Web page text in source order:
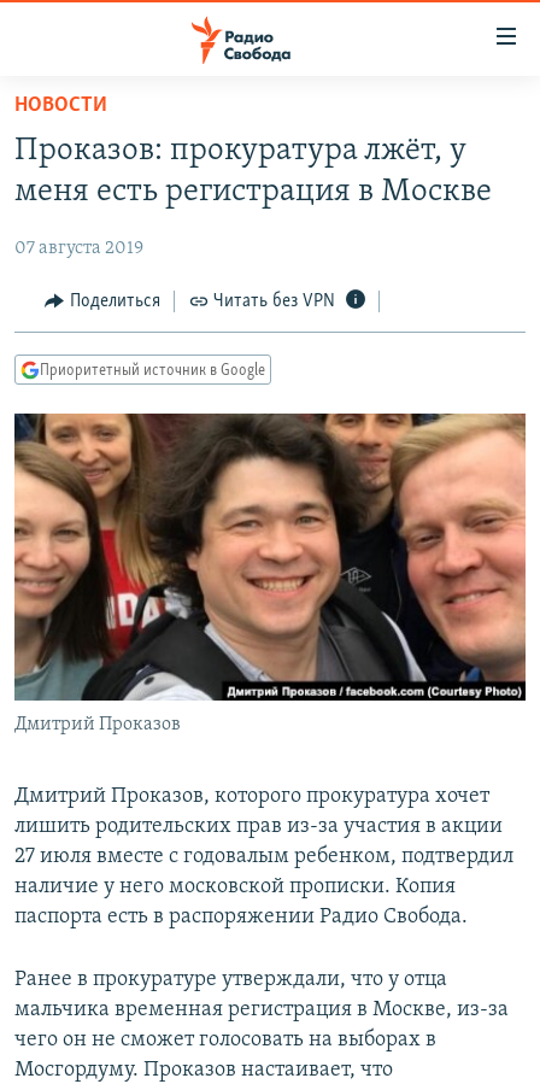
упрощенного
доступа
основному
Вернутся
главной
навигации
Вернутся
поиску
ПОДКАСТЫ
АВТОРСКИЕ ПРОЕКТЫ
ЦИТАТЫ СВОБОДЫ
МНЕНИЯ
IDEL.РЕАЛИИ
КАВКАЗ.РЕАЛИИ
СЕВЕР.РЕАЛИИ
СИБИРЬ.РЕАЛИИ
РАСПИСАНИЕ ВЕЩАНИЯ
ПОДПИШИТЕСЬ НА РАССЫЛКУ
СОЦИАЛЬНЫЕ СЕТИ
Все сайты РСЕ/РС
НОВОСТИ
Проказов: прокуратура лжёт, у
меня есть регистрация в Москве
07 августа 2019
Поделиться Читать без VPN
Приоритетный источник в Google
Дмитрий Проказов
Дмитрий Проказов, которого прокуратура хочет
лишить родительских прав из-за участия в акции
27 июля вместе с годовалым ребенком, подтвердил
наличие у него московской прописки. Копия
паспорта есть в распоряжении Радио Свобода.
Ранее в прокуратуре утверждали, что у отца
мальчика временная регистрация в Москве, из-за
чего он не сможет голосовать на выборах в
Мосгордуму. Проказов настаивает, что